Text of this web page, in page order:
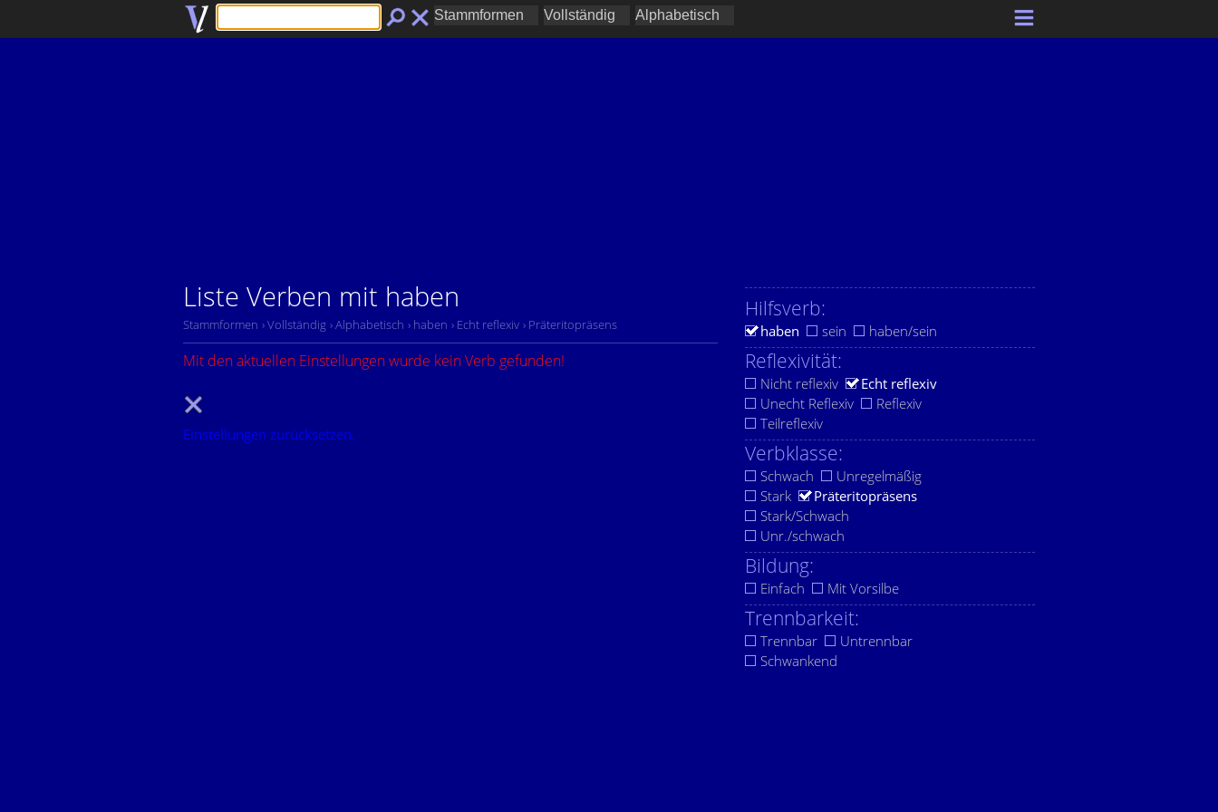
Liste Verben mit haben
Stammformen › Vollständig › Alphabetisch › haben › Echt reflexiv › Präteritopräsens
Mit den aktuellen Einstellungen wurde kein Verb gefunden!
Einstellungen zurücksetzen.
Hilfsverb:
haben sein haben/sein
Reflexivität:
Nicht reflexiv
Echt reflexiv
Unecht Reflexiv
Reflexiv
Teilreflexiv
Verbklasse:
Schwach
Unregelmäßig
Stark
Präteritopräsens
Stark/Schwach
Unr./schwach
Bildung:
Einfach Mit Vorsilbe
Trennbarkeit:
Trennbar
Untrennbar
Schwankend